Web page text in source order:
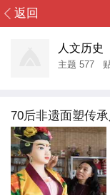
返回
您好，游客！
注册
首页
社区
头条
人文历史
主题 577
70后非遗面塑传